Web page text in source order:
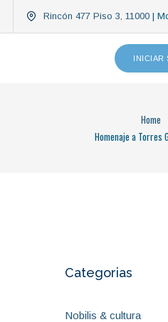
Rincón 477 Piso 3, 11000 |
INICIAR
Home
Homenaje a Torres
Categorias
Nobilis & cultura